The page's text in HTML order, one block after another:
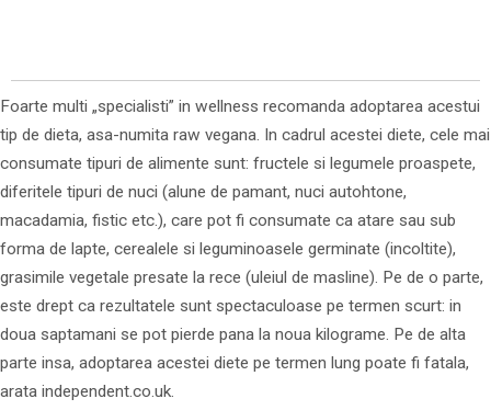
Foarte multi „specialisti” in wellness recomanda adoptarea acestui
tip de dieta, asa-numita raw vegana. In cadrul acestei diete, cele mai
consumate tipuri de alimente sunt: fructele si legumele proaspete,
diferitele tipuri de nuci (alune de pamant, nuci autohtone,
macadamia, fistic etc.), care pot fi consumate ca atare sau sub
forma de lapte, cerealele si leguminoasele germinate (incoltite),
grasimile vegetale presate la rece (uleiul de masline). Pe de o parte,
este drept ca rezultatele sunt spectaculoase pe termen scurt: in
doua saptamani se pot pierde pana la noua kilograme. Pe de alta
parte insa, adoptarea acestei diete pe termen lung poate fi fatala,
arata independent.co.uk.